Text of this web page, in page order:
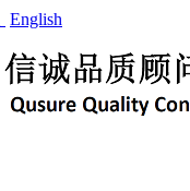
English